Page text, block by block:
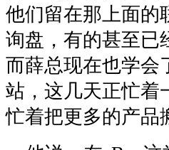
他们留在那上面的
询盘，有的甚至已
而薛总现在也学会
站，这几天正忙着
忙着把更多的产品